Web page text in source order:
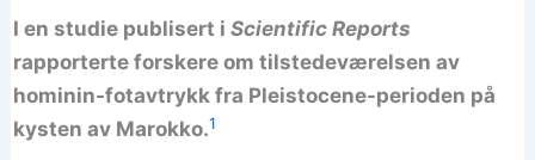
I en studie publisert iScientific Reports
rapporterte forskere om tilstedeværelsen av
hominin-fotavtrykk fra Pleistocene-perioden på
kysten av Marokko.1